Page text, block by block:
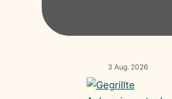
3 Aug. 2026